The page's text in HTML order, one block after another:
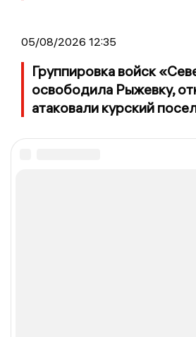
05/08/2026 12:35
Группировка войск
освободила Рыжевку,
атаковали курский